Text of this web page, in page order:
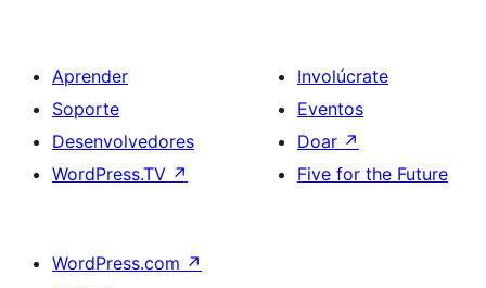
Aprender
Soporte
Desenvolvedores
WordPress.TV ↗
Involúcrate
Eventos
Doar ↗
Five for the Future
WordPress.com ↗